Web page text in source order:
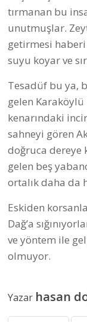
tırmanan bu
unutmuşlar.
getirmesi haberi
suyu koyar ve
Tesadüf bu ya,
gelen
kenarındaki
sahneyi gören
doğruca dereye
gelen beş
ortalık daha da
Eskiden
Dağ’a
ve yöntem ile
olmuyor.
Yazar hasan